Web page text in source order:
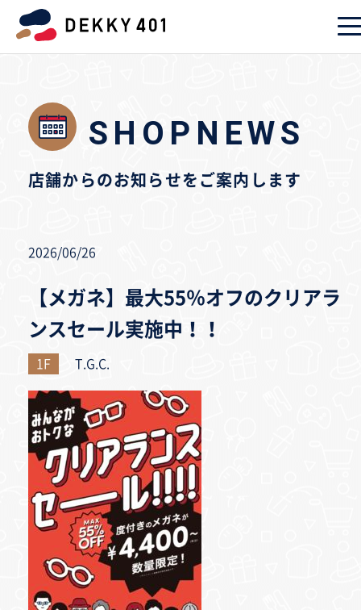
SHOPNEWS
店舗からのお知らせをご案内します
2026/06/26
【メガネ】最大55％オフのクリアラ
ンスセール実施中！！
1F T.G.C.